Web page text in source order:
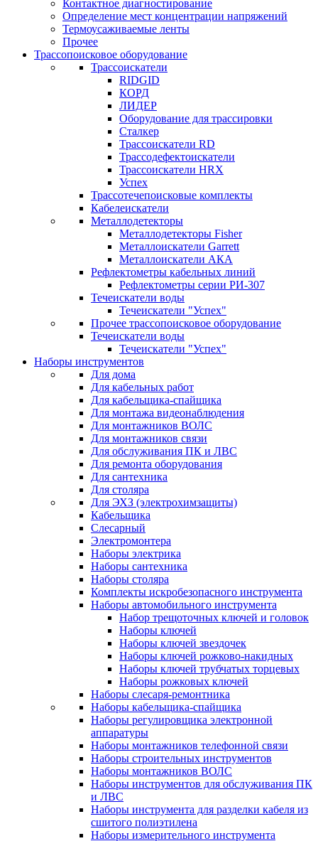
Контактное диагностирование
Определение мест концентрации напряжений
Термоусаживаемые ленты
Прочее
Трассопоисковое оборудование
Трассоискатели
RIDGID
КОРД
ЛИДЕР
Оборудование для трассировки
Сталкер
Трасcоискатели RD
Трассодефектоискатели
Трассоискатели HRX
Успех
Трассотечепоисковые комплекты
Кабелеискатели
Металлодетекторы
Металлодетекторы Fisher
Металлоискатели Garrett
Металлоискатели АКА
Рефлектометры кабельных линий
Рефлектометры серии РИ-307
Течеискатели воды
Течеискатели "Успех"
Прочее трассопоисковое оборудование
Течеискатели воды
Течеискатели "Успех"
Наборы инструментов
Для дома
Для кабельных работ
Для кабельщика-спайщика
Для монтажа видеонаблюдения
Для монтажников ВОЛС
Для монтажников связи
Для обслуживания ПК и ЛВС
Для ремонта оборудования
Для сантехника
Для столяра
Для ЭХЗ (электрохимзащиты)
Кабельщика
Слесарный
Электромонтера
Наборы электрика
Наборы сантехника
Наборы столяра
Комплекты искробезопасного инструмента
Наборы автомобильного инструмента
Набор трещоточных ключей и головок
Наборы ключей
Наборы ключей звездочек
Наборы ключей рожково-накидных
Наборы ключей трубчатых торцевых
Наборы рожковых ключей
Наборы слесаря-ремонтника
Наборы кабельщика-спайщика
Наборы регулировщика электронной
аппаратуры
Наборы монтажников телефонной связи
Наборы строительных инструментов
Наборы монтажников ВОЛС
Наборы инструментов для обслуживания ПК
и ЛВС
Наборы инструмента для разделки кабеля из
сшитого полиэтилена
Наборы измерительного инструмента